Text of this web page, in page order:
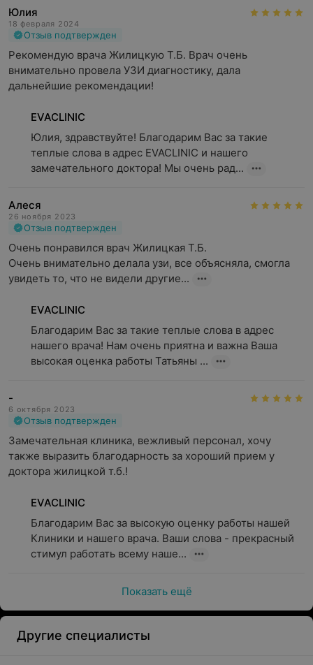
Юлия
18 февраля 2024
Отзыв подтвержден
Рекомендую врача Жилицкую Т.Б. Врач очень
внимательно провела УЗИ диагностику, дала
дальнейшие рекомендации!
EVACLINIC
Юлия, здравствуйте! Благодарим Вас за такие
теплые слова в адрес EVACLINIC и нашего
замечательного доктора! Мы очень рад...
Алеся
26 ноября 2023
Отзыв подтвержден
Очень понравился врач Жилицкая Т.Б.
Очень внимательно делала узи, все объясняла, смогла
увидеть то, что не видели другие...
EVACLINIC
Благодарим Вас за такие теплые слова в адрес
нашего врача! Нам очень приятна и важна Ваша
высокая оценка работы Татьяны ...
-
6 октября 2023
Отзыв подтвержден
Замечательная клиника, вежливый персонал, хочу
также выразить благодарность за хороший прием у
доктора жилицкой т.б.!
EVACLINIC
Благодарим Вас за высокую оценку работы нашей
Клиники и нашего врача. Ваши слова - прекрасный
стимул работать всему наше...
Показать ещё
Другие специалисты